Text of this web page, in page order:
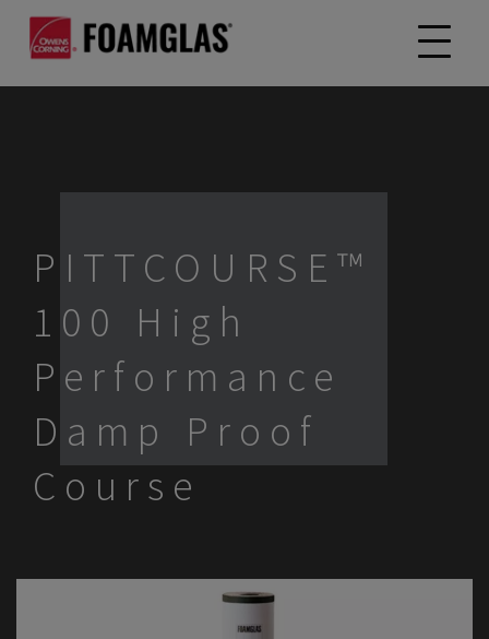
PITTCOURSE™
100 High
Performance
Damp Proof
Course